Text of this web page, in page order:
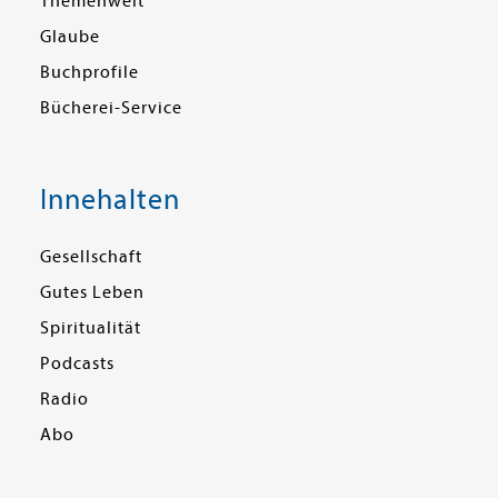
Glaube
Buchprofile
Bücherei-Service
Innehalten
Gesellschaft
Gutes Leben
Spiritualität
Podcasts
Radio
Abo